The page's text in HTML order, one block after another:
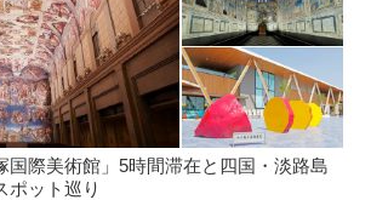
国際美術館」5時間滞在と四国・淡路島
ポット巡り